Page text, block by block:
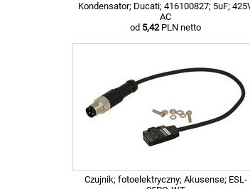
Kondensator; Ducati; 416100827; 5uF;
AC
od 5,42PLN netto
Czujnik; fotoelektryczny; Akusense; ESL-